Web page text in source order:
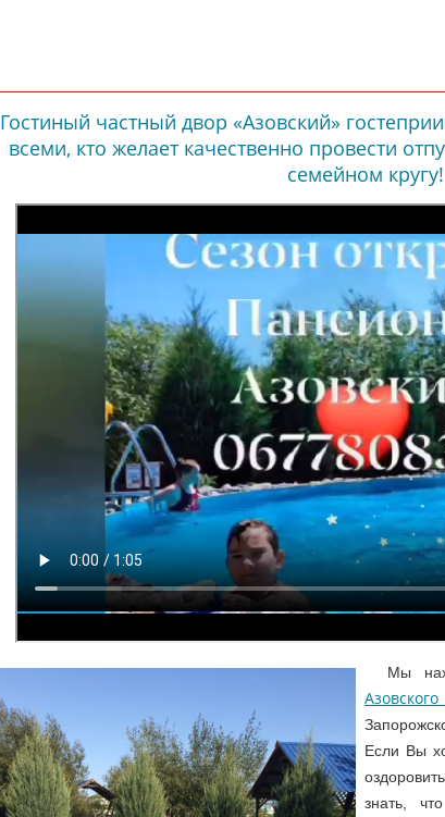
Гостиный частный двор «Азовский»
всеми, кто желает качественно провести
семейном кругу!
Мы
Если Вы
знать,